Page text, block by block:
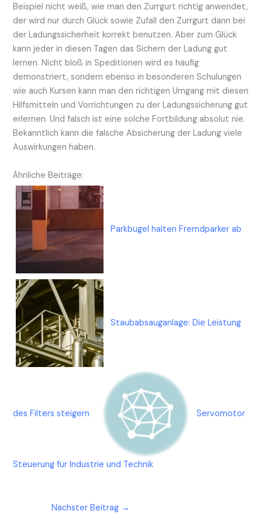
Beispiel nicht weiß, wie man den Zurrgurt richtig anwendet,
der wird nur durch Glück sowie Zufall den Zurrgurt dann bei
der Ladungssicherheit korrekt benutzen. Aber zum Glück
kann jeder in diesen Tagen das Sichern der Ladung gut
lernen. Nicht bloß in Speditionen wird es häufig
demonstriert, sondern ebenso in besonderen Schulungen
wie auch Kursen kann man den richtigen Umgang mit diesen
Hilfsmitteln und Vorrichtungen zu der Ladungssicherung gut
erlernen. Und falsch ist eine solche Fortbildung absolut nie.
Bekanntlich kann die falsche Absicherung der Ladung viele
Auswirkungen haben.
Ähnliche Beiträge:
Parkbügel halten Fremdparker ab
Staubabsauganlage: Die Leistung
des Filters steigern Servomotor
Steuerung für Industrie und Technik
Nächster Beitrag →